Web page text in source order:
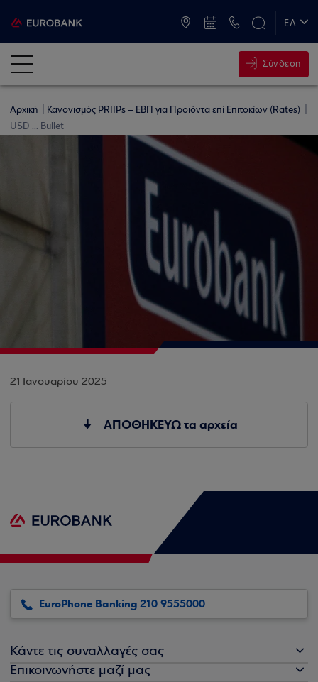
ΕΛ
Σύνδεση
Αρχική
Κανονισμός PRIIPs – ΕΒΠ για Προϊόντα επί Επιτοκίων (Rates)
USD ... Bullet
21 Ιανουαρίου 2025
ΑΠΟΘΗΚΕΥΩ τα αρχεία
EuroPhone Banking 210 9555000
Κάντε τις συναλλαγές σας
Επικοινωνήστε μαζί μας